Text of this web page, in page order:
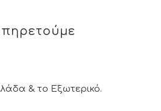
& το Εξωτερικό.